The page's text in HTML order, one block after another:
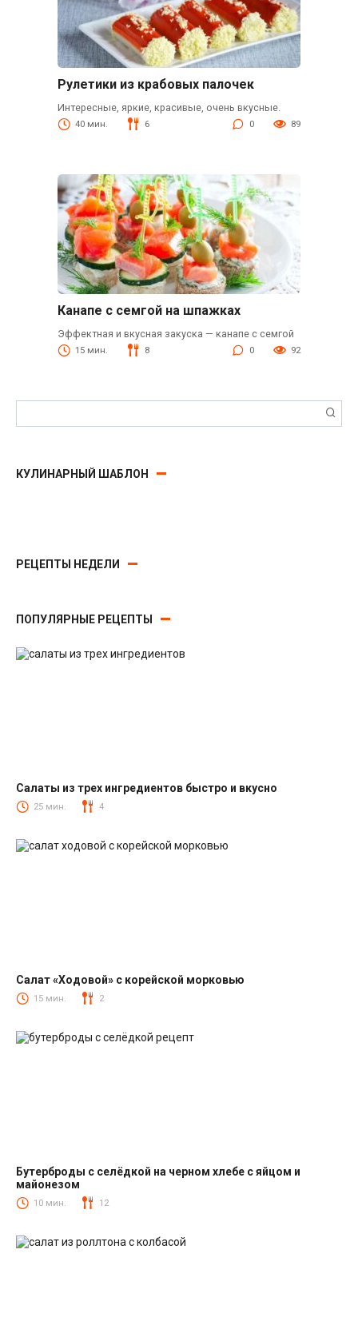
Рулетики из крабовых палочек
Интересные, яркие, красивые, очень вкусные.
40 мин. 6 0 89
Канапе с семгой на шпажках
Эффектная и вкусная закуска — канапе с семгой
15 мин. 8 0 92
КУЛИНАРНЫЙ ШАБЛОН
РЕЦЕПТЫ НЕДЕЛИ
ПОПУЛЯРНЫЕ РЕЦЕПТЫ
Салаты
Салаты из трех ингредиентов быстро и вкусно
25 мин. 4
Салаты с корейской морковкой
Салат «Ходовой» с корейской морковью
15 мин. 2
Закуски
Бутерброды с селёдкой на черном хлебе с яйцом и
майонезом
10 мин. 12